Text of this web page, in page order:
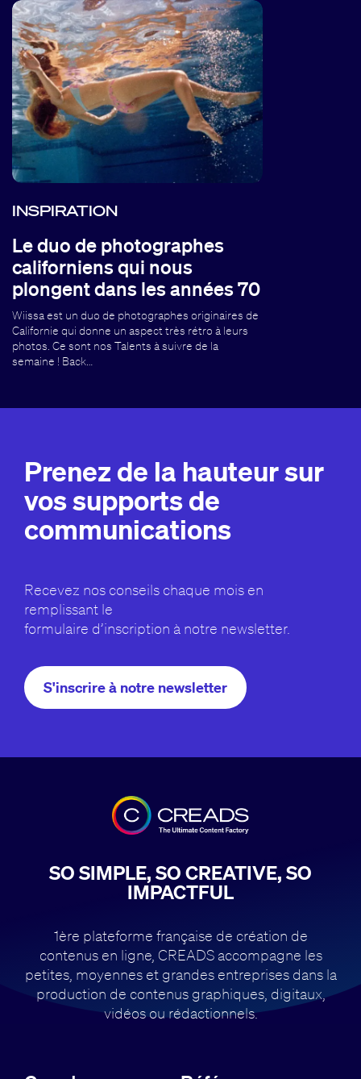
INSPIRATION
Le duo de photographes
californiens qui nous
plongent dans les années 70
Wiissa est un duo de photographes originaires de
Californie qui donne un aspect très rétro à leurs
photos. Ce sont nos Talents à suivre de la
semaine ! Back…
Prenez de la hauteur sur
vos supports de
communications
Recevez nos conseils chaque mois en
remplissant le
formulaire d’inscription à notre newsletter.
S'inscrire à notre newsletter
SO SIMPLE, SO CREATIVE, SO
IMPACTFUL
1ère plateforme française de création de
contenus en ligne, CREADS accompagne les
petites, moyennes et grandes entreprises dans la
production de contenus graphiques, digitaux,
vidéos ou rédactionnels.